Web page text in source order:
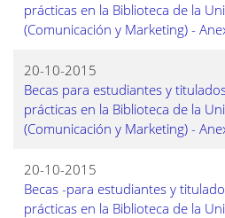
prácticas en la Biblioteca de la
(Comunicación y Marketing) -
20-10-2015
Becas para estudiantes y
prácticas en la Biblioteca de la
(Comunicación y Marketing) -
20-10-2015
Becas -para estudiantes y
prácticas en la Biblioteca de la